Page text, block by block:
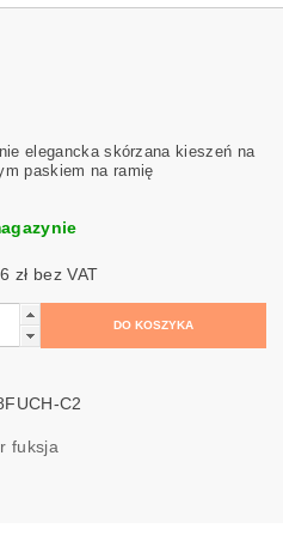
elegancka skórzana kieszeń na
paskiem na ramię
60,16 zł bez VAT
C2
fuksja